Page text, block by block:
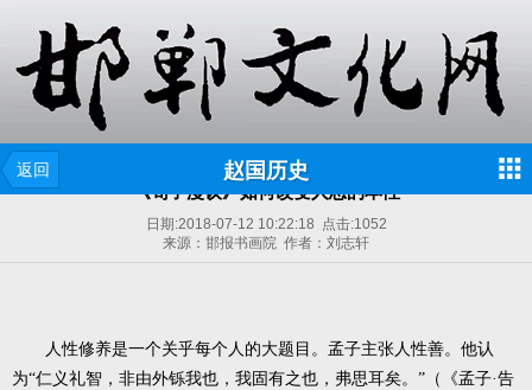
返回 赵国历史
《荀子漫议》如何改变人恶的本性
日期:2018-07-12 10:22:18 点击:1052
来源：邯报书画院 作者：刘志轩
人性修养是一个关乎每个人的大题目。孟子主张人性善。他认
为“仁义礼智，非由外铄我也，我固有之也，弗思耳矣。”（《孟子·告